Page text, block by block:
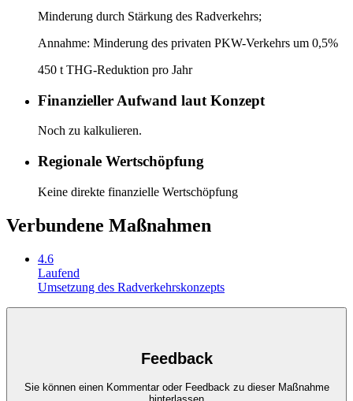
Minderung durch Stärkung des Radverkehrs;
Annahme: Minderung des privaten PKW-Verkehrs um 0,5%
450 t THG-Reduktion pro Jahr
Finanzieller Aufwand laut Konzept
Noch zu kalkulieren.
Regionale Wertschöpfung
Keine direkte finanzielle Wertschöpfung
Verbundene Maßnahmen
4.6
Laufend
Umsetzung des Radverkehrskonzepts
Feedback
Sie können einen Kommentar oder Feedback zu dieser Maßnahme